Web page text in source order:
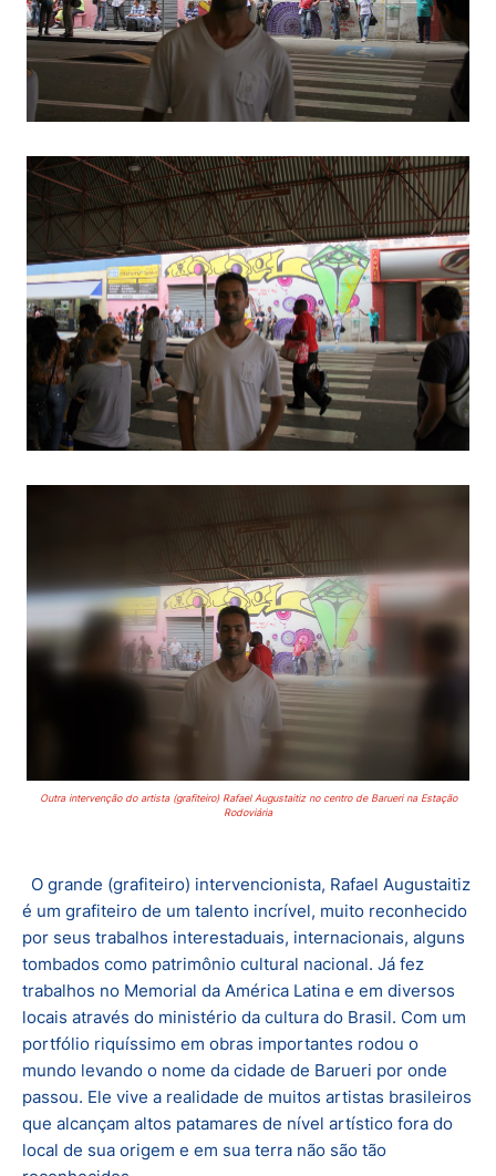
Outra intervenção do artista (grafiteiro) Rafael Augustaitiz no centro de Barueri na Estação
Rodoviária
O grande (grafiteiro) intervencionista, Rafael Augustaitiz
é um grafiteiro de um talento incrível, muito reconhecido
por seus trabalhos interestaduais, internacionais, alguns
tombados como patrimônio cultural nacional. Já fez
trabalhos no Memorial da América Latina e em diversos
locais através do ministério da cultura do Brasil. Com um
portfólio riquíssimo em obras importantes rodou o
mundo levando o nome da cidade de Barueri por onde
passou. Ele vive a realidade de muitos artistas brasileiros
que alcançam altos patamares de nível artístico fora do
local de sua origem e em sua terra não são tão